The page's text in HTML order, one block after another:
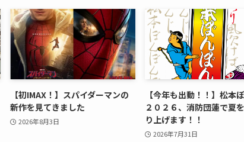
【初IMAX！】スパイダーマンの
新作を見てきました
2026年8月3日
【今年も出動！！】松本
２０２６、消防団蓮で夏
り上げます！！
2026年7月31日